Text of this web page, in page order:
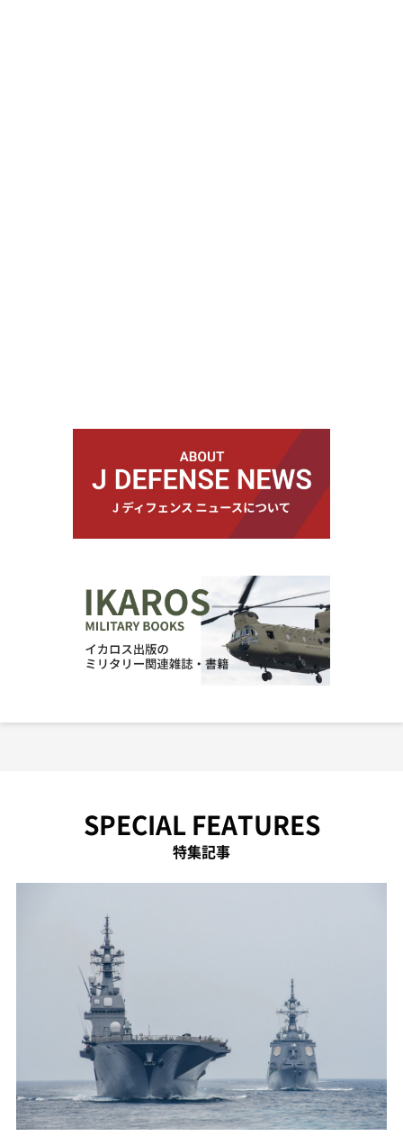
SPECIAL FEATURES
特集記事